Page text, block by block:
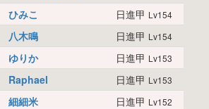
ひみこ 日進甲 Lv154
八木鳴 日進甲 Lv154
ゆりか 日進甲 Lv153
Raphael 日進甲 Lv153
細細米 日進甲 Lv152